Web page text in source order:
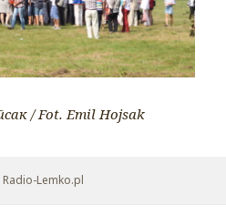
/ Fot. Emil Hojsak
Lemko.pl